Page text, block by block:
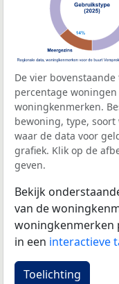
De vier
percentage
woningkenmerken.
bewoning, type,
waar de data voor
grafiek. Klik op de
geven.
Bekijk
van de
woningkenmerken
in een interactieve
Toelichting